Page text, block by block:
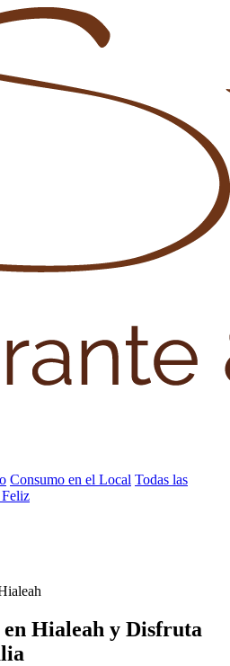
Consumo en el Local Todas las
en Hialeah y Disfruta